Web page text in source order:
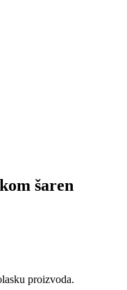
šaren
proizvoda.